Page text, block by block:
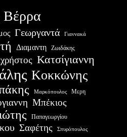
Βέρρα
Γεωργαντά Γιαννακά
Διαμαντη Ζωιδάκης
Κατσίγιαννη
Κοκκώνης
Μαρκόπουλος Μερη
Μπέκιος
Παπαγεωργίου
Σαφέτης Σπυρόπουλος